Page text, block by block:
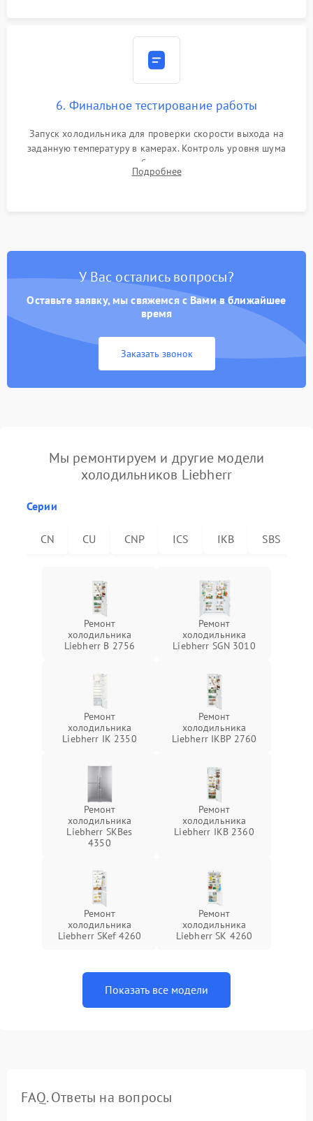
6. Финальное тестирование работы
Запуск холодильника для проверки скорости выхода на
заданную температуру в камерах. Контроль уровня шума
компрессора, отсутствия обмерзания стенок и корректного
срабатывания системы автоматической оттайки.
Подробнее
У Вас остались вопросы?
Оставьте заявку, мы свяжемся с Вами в ближайшее
время
Заказать звонок
Мы ремонтируем и другие модели
холодильников Liebherr
Серии
CN CU CNP ICS IKB SBS
Ремонт
холодильника
Liebherr B 2756
Ремонт
холодильника
Liebherr SGN 3010
Ремонт
холодильника
Liebherr IK 2350
Ремонт
холодильника
Liebherr IKBP 2760
Ремонт
холодильника
Liebherr SKBes
4350
Ремонт
холодильника
Liebherr IKB 2360
Ремонт
холодильника
Liebherr SKef 4260
Ремонт
холодильника
Liebherr SK 4260
Показать все модели
FAQ. Ответы на вопросы